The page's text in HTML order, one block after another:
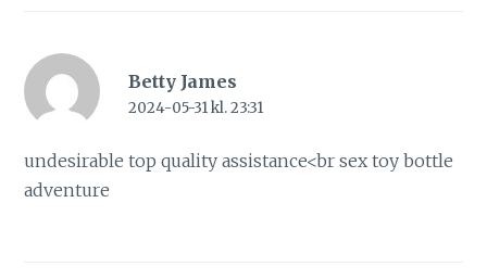
Betty James
2024-05-31 kl. 23:31
undesirable top quality assistance<brsex toy bottle
adventure